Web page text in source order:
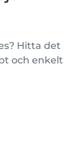
Hitta det
och enkelt